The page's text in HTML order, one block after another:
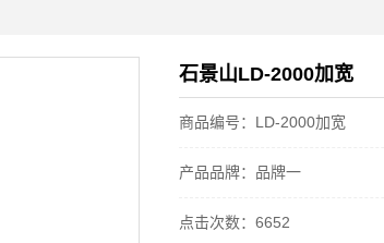
石景山LD-2000加宽
商品编号：LD-2000加宽
产品品牌：品牌一
点击次数：6652